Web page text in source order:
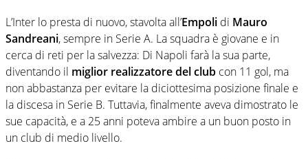
L’Inter lo presta di nuovo, stavolta all’Empoli di Mauro
Sandreani, sempre in Serie A. La squadra è giovane e in
cerca di reti per la salvezza: Di Napoli farà la sua parte,
diventando il miglior realizzatore del club con 11 gol, ma
non abbastanza per evitare la diciottesima posizione finale e
la discesa in Serie B. Tuttavia, finalmente aveva dimostrato le
sue capacità, e a 25 anni poteva ambire a un buon posto in
un club di medio livello.